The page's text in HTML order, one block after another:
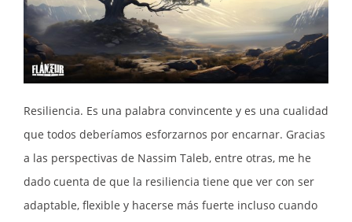
Resiliencia. Es una palabra convincente y es una cualidad
que todos deberíamos esforzarnos por encarnar. Gracias
a las perspectivas de Nassim Taleb, entre otras, me he
dado cuenta de que la resiliencia tiene que ver con ser
adaptable, flexible y hacerse más fuerte incluso cuando